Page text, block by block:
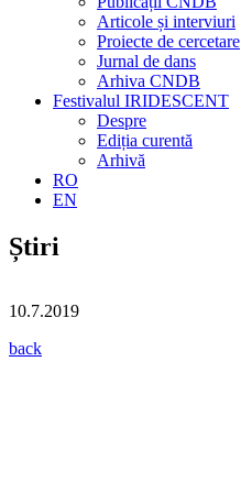
Articole și interviuri
Proiecte de cercetare
Jurnal de dans
Arhiva CNDB
Festivalul IRIDESCENT
Despre
Ediția curentă
Arhivă
RO
EN
Știri
10.7.2019
back